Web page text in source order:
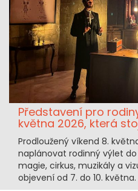
Představení pro
května 2026, která
Prodloužený víkend 8.
naplánovat rodinný výlet
magie, cirkus, muzikály a
objevení od 7. do 10. května.